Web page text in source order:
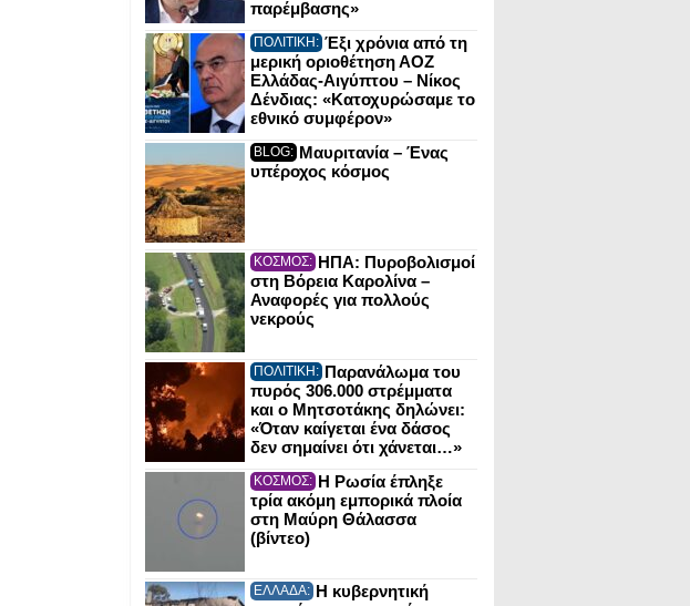
παρέμβασης»
ΠΟΛΙΤΙΚΗ: Έξι χρόνια από τη
μερική οριοθέτηση ΑΟΖ
Ελλάδας-Αιγύπτου – Νίκος
Δένδιας: «Κατοχυρώσαμε το
εθνικό συμφέρον»
BLOG: Μαυριτανία – Ένας
υπέροχος κόσμος
ΚΟΣΜΟΣ: ΗΠΑ: Πυροβολισμοί
στη Βόρεια Καρολίνα –
Αναφορές για πολλούς
νεκρούς
ΠΟΛΙΤΙΚΗ: Παρανάλωμα του
πυρός 306.000 στρέμματα
και ο Μητσοτάκης δηλώνει:
«Όταν καίγεται ένα δάσος
δεν σημαίνει ότι χάνεται…»
ΚΟΣΜΟΣ: Η Ρωσία έπληξε
τρία ακόμη εμπορικά πλοία
στη Μαύρη Θάλασσα
(βίντεο)
ΕΛΛΑΔΑ: Η κυβερνητική